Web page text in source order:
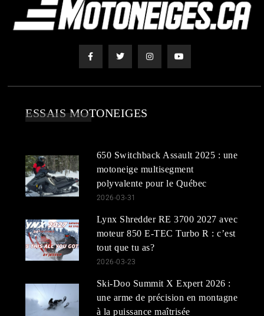
ESSAIS MOTONEIGES
650 Switchback Assault 2025 : une
motoneige multisegment
polyvalente pour le Québec
2026-03-31
Lynx Shredder RE 3700 2027 avec
moteur 850 E-TEC Turbo R : c’est
tout que tu as?
2026-03-23
Ski-Doo Summit X Expert 2026 :
une arme de précision en montagne
à la puissance maîtrisée